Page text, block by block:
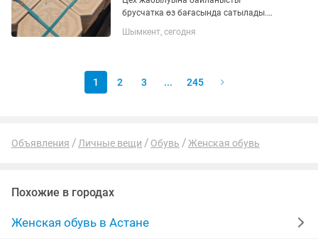
брусчатка өз бағасында сатылады.
цветной. 4000 квм брусчатка бар. Және
келісімді
Шымкент, сегодня
1 2 3 ... 245
Объявления Личные вещи Обувь Женская обувь
Похожие в городах
Женская обувь в Астане